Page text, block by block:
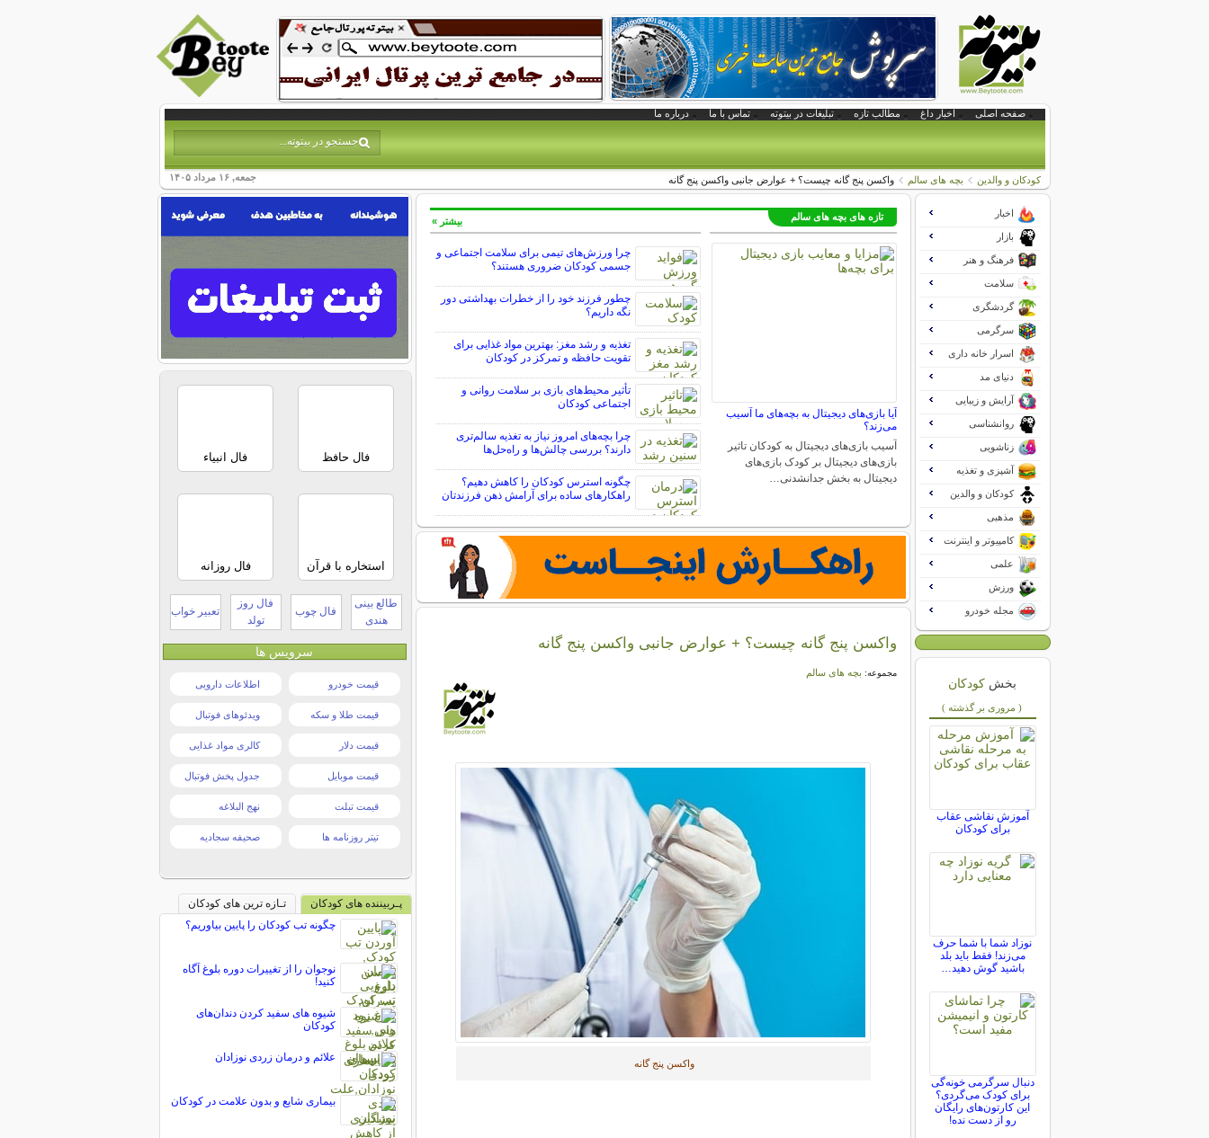
صفحه اصلی اخبار داغ مطالب تازه تبلیغات در بیتوته تماس با ما درباره ما
جمعه, ۱۶ مرداد ۱۴۰۵ کودکان و والدین بچه های سالم واکسن پنج گانه چیست؟ + عوارض جانبی واکسن پنج گانه
تازه های بچه های سالم
آیا بازی‌های دیجیتال به بچه‌های ما آسیب
می‌زند؟
آسیب بازی‌های دیجیتال به کودکان تاثیر
بازی‌های دیجیتال بر کودک بازی‌های
دیجیتال به بخش جدانشدنی…
چرا ورزش‌های تیمی برای سلامت اجتماعی و
جسمی کودکان ضروری هستند؟
چطور فرزند خود را از خطرات بهداشتی دور
نگه داریم؟
تغذیه و رشد مغز: بهترین مواد غذایی برای
تقویت حافظه و تمرکز در کودکان
تأثیر محیط‌های بازی بر سلامت روانی و
اجتماعی کودکان
چرا بچه‌های امروز نیاز به تغذیه سالم‌تری
دارند؟ بررسی چالش‌ها و راه‌حل‌ها
چگونه استرس کودکان را کاهش دهیم؟
راهکارهای ساده برای آرامش ذهن فرزندتان
بیشتر »
واکسن پنج گانه چیست؟ + عوارض جانبی واکسن پنج گانه
مجموعه: بچه های سالم
واکسن پنج گانه
اخبار
بازار
فرهنگ و هنر
سلامت
گردشگری
سرگرمی
اسرار خانه داری
دنیای مد
آرایش و زیبایی
روانشناسی
زناشویی
آشپزی و تغذیه
کودکان و والدین
مذهبی
کامپیوتر و اینترنت
علمی
ورزش
مجله خودرو
بخش کودکان
( مروری بر گذشته )
آموزش نقاشی عقاب
برای کودکان
نوزاد شما با شما حرف
می‌زند! فقط باید بلد
باشید گوش دهید…
دنبال سرگرمی خونه‌گی
برای کودک می‌گردی؟
این کارتون‌های رایگان
رو از دست نده!
فال حافظ فال انبیاء
استخاره با قرآن فال روزانه
طالع بینی
هندی
فال چوب
فال روز
تولد
تعبیر خواب
سرویس ها
قیمت خودرو اطلاعات دارویی
قیمت طلا و سکه ویدئوهای فوتبال
قیمت دلار کالری مواد غذایی
قیمت موبایل جدول پخش فوتبال
قیمت تبلت نهج البلاغه
تیتر روزنامه ها صحیفه سجادیه
پـربیننده های کودکان
تـازه ترین های کودکان
چگونه تب کودکان را پایین بیاوریم؟
نوجوان را از تغییرات دوره بلوغ آگاه
کنید!
شیوه های سفید کردن دندان‌های
کودکان
علائم و درمان زردی نوزادان
بیماری شایع و بدون علامت در کودکان